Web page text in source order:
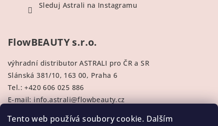
Tento web používá soubory cookie. Dalším
Sleduj Astrali na Instagramu
FlowBEAUTY s.r.o.
výhradní distributor ASTRALI pro ČR a SR
Slánská 381/10, 163 00, Praha 6
Tel.: +420606 025 886
E-mail:info.astrali@flowbeauty.cz
Číslo účtu:123-9532630207/0100